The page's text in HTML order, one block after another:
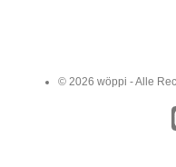
© 2026 wöppi - Alle